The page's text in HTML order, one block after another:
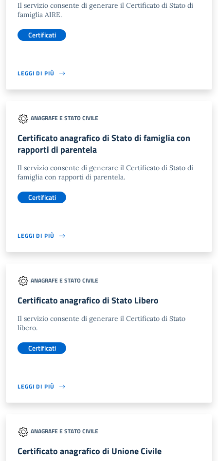
Il servizio consente di generare il Certificato di Stato di
famiglia AIRE.
Certificati
LEGGI DI PIÙ
ANAGRAFE E STATO CIVILE
Certificato anagrafico di Stato di famiglia con
rapporti di parentela
Il servizio consente di generare il Certificato di Stato di
famiglia con rapporti di parentela.
Certificati
LEGGI DI PIÙ
ANAGRAFE E STATO CIVILE
Certificato anagrafico di Stato Libero
Il servizio consente di generare il Certificato di Stato
libero.
Certificati
LEGGI DI PIÙ
ANAGRAFE E STATO CIVILE
Certificato anagrafico di Unione Civile